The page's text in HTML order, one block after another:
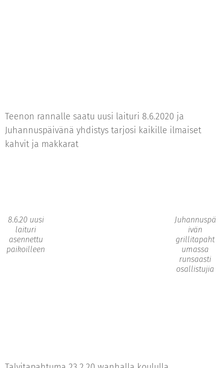
Teenon rannalle saatu uusi laituri 8.6.2020 ja
Juhannuspäivänä yhdistys tarjosi kaikille ilmaiset
kahvit ja makkarat
8.6.20 uusi
laituri
asennettu
paikoilleen
Juhannuspä
ivän
grillitapaht
umassa
runsaasti
osallistujia